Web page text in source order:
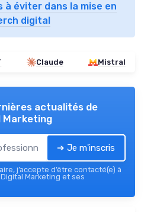
à éviter dans la mise en
digital
Claude Mistral
actualités de
Marketing
➔ Je m'inscris
j’accepte d’être contacté(e) à
Marketing et ses